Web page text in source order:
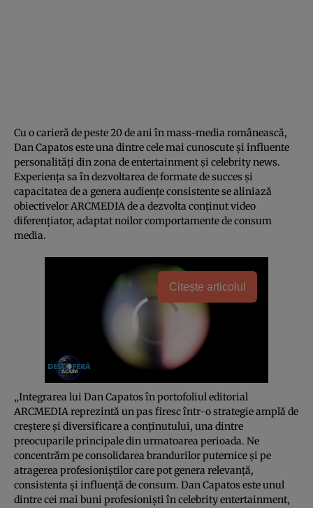
Cu o carieră de peste 20 de ani în mass-media românească,
Dan Capatos este una dintre cele mai cunoscute și influente
personalități din zona de entertainment și celebrity news.
Experiența sa în dezvoltarea de formate de succes și
capacitatea de a genera audiențe consistente se aliniază
obiectivelor ARCMEDIA de a dezvolta conținut video
diferențiator, adaptat noilor comportamente de consum
media.
Citește articolul
„Integrarea lui Dan Capatos în portofoliul editorial
ARCMEDIA reprezintă un pas firesc într-o strategie amplă de
creștere și diversificare a conținutului, una dintre
preocuparile principale din urmatoarea perioada. Ne
concentrăm pe consolidarea brandurilor puternice și pe
atragerea profesioniștilor care pot genera relevanță,
consistenta și influență de consum. Dan Capatos este unul
dintre cei mai buni profesioniști în celebrity entertainment,